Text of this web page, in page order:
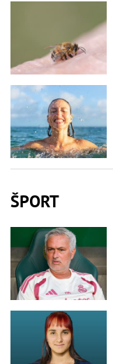
ŠPORT